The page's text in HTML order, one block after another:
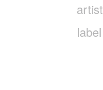
artist
label